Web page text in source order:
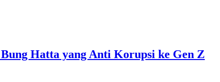
Hatta yang Anti Korupsi ke Gen Z